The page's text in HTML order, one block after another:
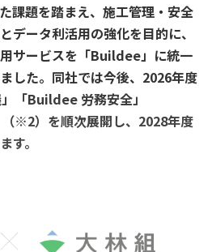
課題を踏まえ、施工管理・安全
データ利活用の強化を目的に、
サービスを「Buildee」に統一
した。同社では今後、2026年度
「Buildee 労務安全」
※2）を順次展開し、2028年度
す。